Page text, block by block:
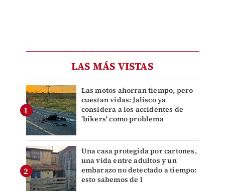
LAS MÁS VISTAS
Las motos ahorran tiempo, pero
cuestan vidas: Jalisco ya
considera a los accidentes de
'bikers' como problema
Una casa protegida por cartones,
una vida entre adultos y un
embarazo no detectado a tiempo:
esto sabemos de l